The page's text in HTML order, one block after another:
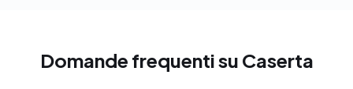
Domande frequenti su Caserta